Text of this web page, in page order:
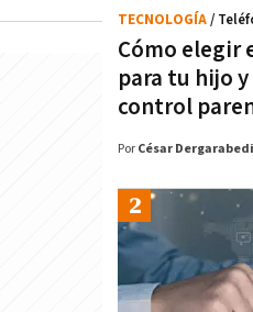
Cómo elegir
para tu hijo
control
TECNOLOGÍA/
Por César